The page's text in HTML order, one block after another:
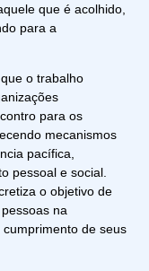
que é acolhido,
para a
o trabalho
para os
mecanismos
pacífica,
pessoal e social.
o objetivo de
na
de seus